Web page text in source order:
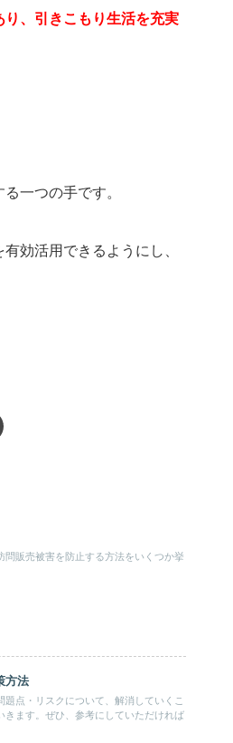
、引きこもり生活を充実
一つの手です。
効活用できるようにし、
販売被害を防止する方法をいくつか挙
方法
点・リスクについて、解消していくこ
きます。ぜひ、参考にしていただければ